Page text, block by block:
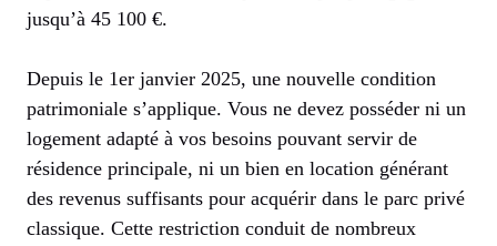
jusqu’à 45 100 €.
Depuis le 1er janvier 2025, une nouvelle condition
patrimoniale s’applique. Vous ne devez posséder ni un
logement adapté à vos besoins pouvant servir de
résidence principale, ni un bien en location générant
des revenus suffisants pour acquérir dans le parc privé
classique. Cette restriction conduit de nombreux